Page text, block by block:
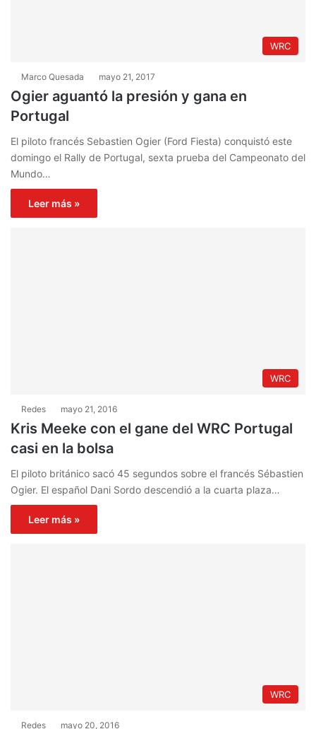
WRC
Marco Quesada mayo 21, 2017
Ogier aguantó la presión y gana en
Portugal
El piloto francés Sebastien Ogier (Ford Fiesta) conquistó este
domingo el Rally de Portugal, sexta prueba del Campeonato del
Mundo…
Leer más »
WRC
Redes mayo 21, 2016
Kris Meeke con el gane del WRC Portugal
casi en la bolsa
El piloto británico sacó 45 segundos sobre el francés Sébastien
Ogier. El español Dani Sordo descendió a la cuarta plaza…
Leer más »
WRC
Redes mayo 20, 2016